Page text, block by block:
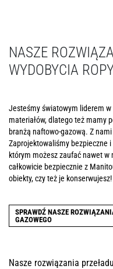
NASZE
WYDOBYCIA
Jesteśmy światowym liderem w
materiałów, dlatego też mamy
branżą naftowo-gazową. Z
Zaprojektowaliśmy bezpieczne
którym możesz zaufać nawet
całkowicie bezpiecznie z
obiekty, czy też je konserwujesz!
SPRAWDŹ NASZE
GAZOWEGO
Nasze rozwiązania